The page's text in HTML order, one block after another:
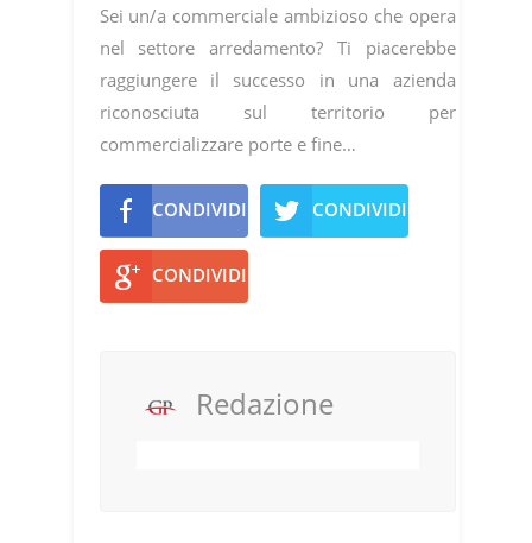
Sei un/a commerciale ambizioso che opera
nel settore arredamento? Ti piacerebbe
raggiungere il successo in una azienda
riconosciuta sul territorio per
commercializzare porte e fine…
CONDIVIDI CONDIVIDI
CONDIVIDI
Redazione